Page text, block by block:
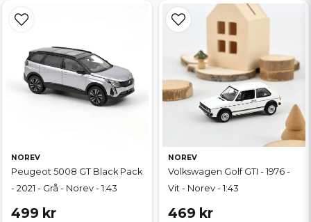
NOREV
Peugeot 5008 GT Black Pack
- 2021 - Grå - Norev - 1:43
499 kr
NOREV
Volkswagen Golf GTI - 1976 -
Vit - Norev - 1:43
469 kr